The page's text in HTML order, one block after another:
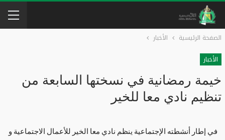
الصفحة الرئيسية
الأخبار
الأخبار
خيمة رمضانية في نسختها السابعة من
تنظيم نادي معا للخير
في إطار أنشطته الإجتماعية ينظم نادي معا الخير للأعمال الاجتماعية و